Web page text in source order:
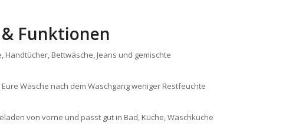
Funktionen
Handtücher, Bettwäsche, Jeans und gemischte
Wäsche nach dem Waschgang weniger Restfeuchte
von vorne und passt gut in Bad, Küche, Waschküche